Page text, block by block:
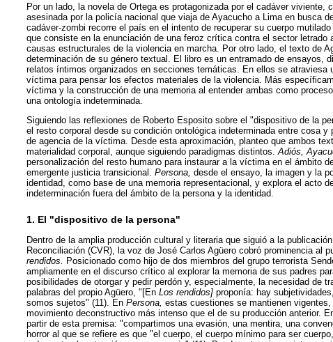
Por un lado, la novela de Ortega es protagonizada por el cadáver
asesinada por la policía nacional que viaja de Ayacucho a Lima en busca
cadáver-zombi recorre el país en el intento de recuperar su cuerpo
que consiste en la enunciación de una feroz crítica contra el sector letrado
causas estructurales de la violencia en marcha. Por otro lado, el texto de
determinación de su género textual. El libro es un entramado de ensayos,
relatos íntimos organizados en secciones temáticas. En ellos se atraviesa
víctima para pensar los efectos materiales de la violencia. Más
víctima y la construcción de una memoria al entender ambas como
una ontología indeterminada.
Siguiendo las reflexiones de Roberto Esposito sobre el "dispositivo de la
el resto corporal desde su condición ontológica indeterminada entre cosa
de agencia de la víctima. Desde esta aproximación, planteo que ambos
materialidad corporal, aunque siguiendo paradigmas distintos. Adiós,
personalización del resto humano para instaurar a la víctima en el ámbito
emergente justicia transicional. Persona, desde el ensayo, la imagen y la
identidad, como base de una memoria representacional, y explora el acto
indeterminación fuera del ámbito de la persona y la identidad.
1. El "dispositivo de la persona"
Dentro de la amplia producción cultural y literaria que siguió a la
Reconciliación (CVR), la voz de José Carlos Agüero cobró prominencia al
rendidos.
Posicionado como hijo de dos miembros del grupo terrorista
ampliamente en el discurso crítico al explorar la memoria de sus padres
posibilidades de otorgar y pedir perdón y, especialmente, la necesidad de
palabras del propio Agüero, "[En Los rendidos] proponía: hay
somos sujetos" (11). En Persona, estas cuestiones se mantienen
movimiento deconstructivo más intenso que el de su producción anterior.
partir de esta premisa: "compartimos una evasión, una mentira, una
horror al que se refiere es que "el cuerpo, el cuerpo mínimo para ser